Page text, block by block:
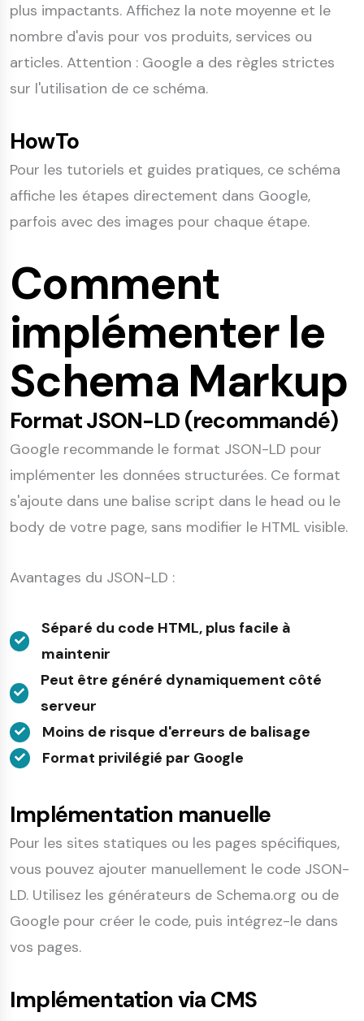
plus impactants. Affichez la note moyenne et le
nombre d'avis pour vos produits, services ou
articles. Attention : Google a des règles strictes
sur l'utilisation de ce schéma.
HowTo
Pour les tutoriels et guides pratiques, ce schéma
affiche les étapes directement dans Google,
parfois avec des images pour chaque étape.
Comment
implémenter le
Schema Markup
Format JSON-LD (recommandé)
Google recommande le format JSON-LD pour
implémenter les données structurées. Ce format
s'ajoute dans une balise script dans le head ou le
body de votre page, sans modifier le HTML visible.
Avantages du JSON-LD :
Séparé du code HTML, plus facile à
maintenir
Peut être généré dynamiquement côté
serveur
Moins de risque d'erreurs de balisage
Format privilégié par Google
Implémentation manuelle
Pour les sites statiques ou les pages spécifiques,
vous pouvez ajouter manuellement le code JSON-
LD. Utilisez les générateurs de Schema.org ou de
Google pour créer le code, puis intégrez-le dans
vos pages.
Implémentation via CMS